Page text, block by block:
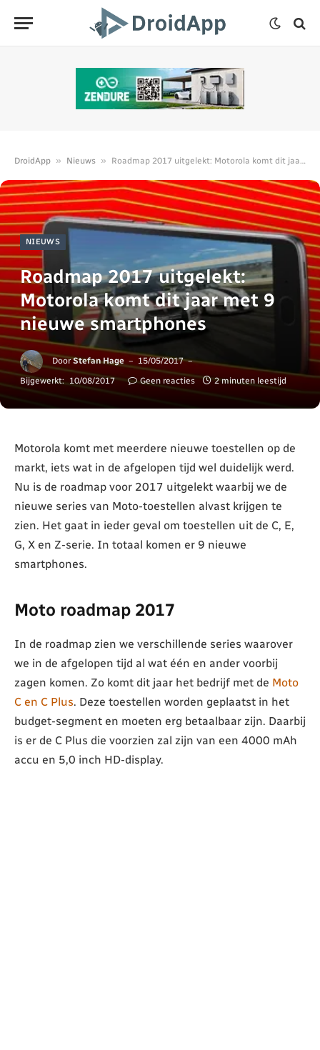
DroidApp » Nieuws » Roadmap 2017 uitgelekt: Motorola komt dit jaar met 9 nieuwe smartphones
NIEUWS
Roadmap 2017 uitgelekt:
Motorola komt dit jaar met 9
nieuwe smartphones
Door Stefan Hage
15/05/2017
Bijgewerkt: 10/08/2017 Geen reacties 2 minuten leestijd
Motorola komt met meerdere nieuwe toestellen op de
markt, iets wat in de afgelopen tijd wel duidelijk werd.
Nu is de roadmap voor 2017 uitgelekt waarbij we de
nieuwe series van Moto-toestellen alvast krijgen te
zien. Het gaat in ieder geval om toestellen uit de C, E,
G, X en Z-serie. In totaal komen er 9 nieuwe
smartphones.
Moto roadmap 2017
In de roadmap zien we verschillende series waarover
we in de afgelopen tijd al wat één en ander voorbij
zagen komen. Zo komt dit jaar het bedrijf met de Moto
C en C Plus. Deze toestellen worden geplaatst in het
budget-segment en moeten erg betaalbaar zijn. Daarbij
is er de C Plus die voorzien zal zijn van een 4000 mAh
accu en 5,0 inch HD-display.